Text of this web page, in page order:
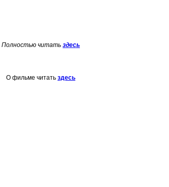
Полностью читать здесь
О фильме читать здесь